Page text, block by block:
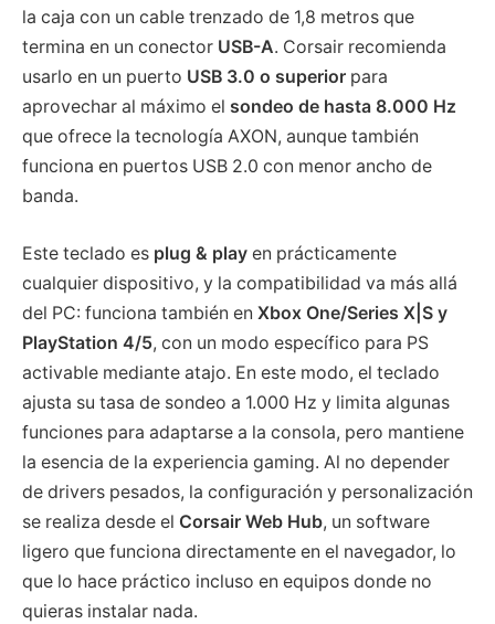
la caja con un cable trenzado de 1,8 metros que
termina en un conector USB-A. Corsair recomienda
usarlo en un puerto USB 3.0 o superior para
aprovechar al máximo el sondeo de hasta 8.000 Hz
que ofrece la tecnología AXON, aunque también
funciona en puertos USB 2.0 con menor ancho de
banda.
Este teclado es plug & play en prácticamente
cualquier dispositivo, y la compatibilidad va más allá
del PC: funciona también en Xbox One/Series X|S y
PlayStation 4/5, con un modo específico para PS
activable mediante atajo. En este modo, el teclado
ajusta su tasa de sondeo a 1.000 Hz y limita algunas
funciones para adaptarse a la consola, pero mantiene
la esencia de la experiencia gaming. Al no depender
de drivers pesados, la configuración y personalización
se realiza desde el Corsair Web Hub, un software
ligero que funciona directamente en el navegador, lo
que lo hace práctico incluso en equipos donde no
quieras instalar nada.